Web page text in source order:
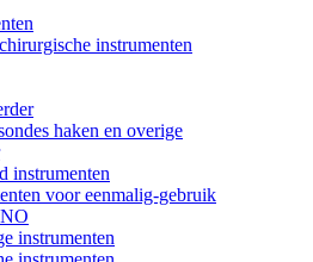
instrumenten
haken en overige
instrumenten
voor eenmalig-gebruik
instrumenten